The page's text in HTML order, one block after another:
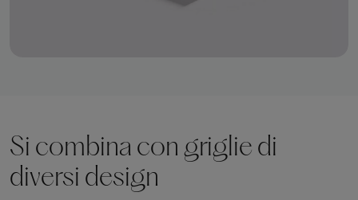
Si combina con griglie di
diversi design